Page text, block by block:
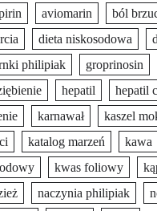
aviomarin ból
dieta niskosodowa
philipiak
groprinosin
hepatil
hepatil
karnawał
kaszel
katalog marzeń kawa
kwas foliowy
naczynia philipiak